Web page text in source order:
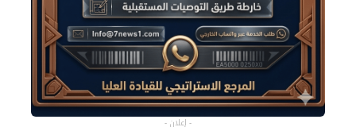
- إعلان -